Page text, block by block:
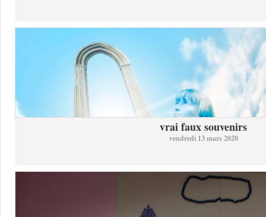
vrai faux souvenirs
vendredi 13 mars 2020